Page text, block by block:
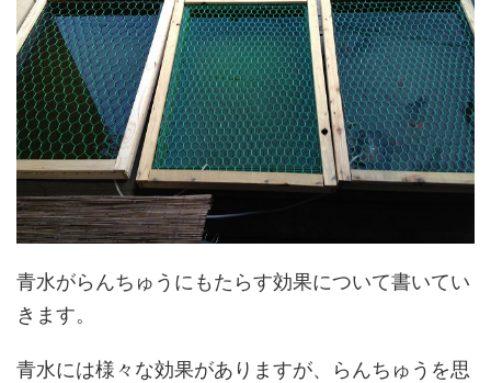
青水がらんちゅうにもたらす効果について書いてい
きます。
青水には様々な効果がありますが、らんちゅうを思